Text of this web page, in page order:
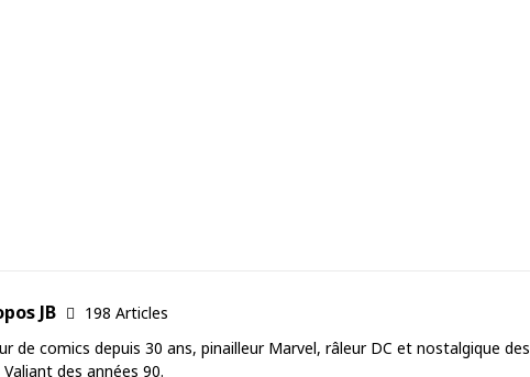
JB
198 Articles
de comics depuis 30 ans, pinailleur Marvel, râleur DC et nostalgique des
des années 90.